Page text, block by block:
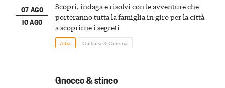
07 AGO
10 AGO
Scopri, indaga e risolvi con le avventure che
porteranno tutta la famiglia in giro per la città
a scoprirne i segreti
Alba Cultura & Cinema
Gnocco & stinco